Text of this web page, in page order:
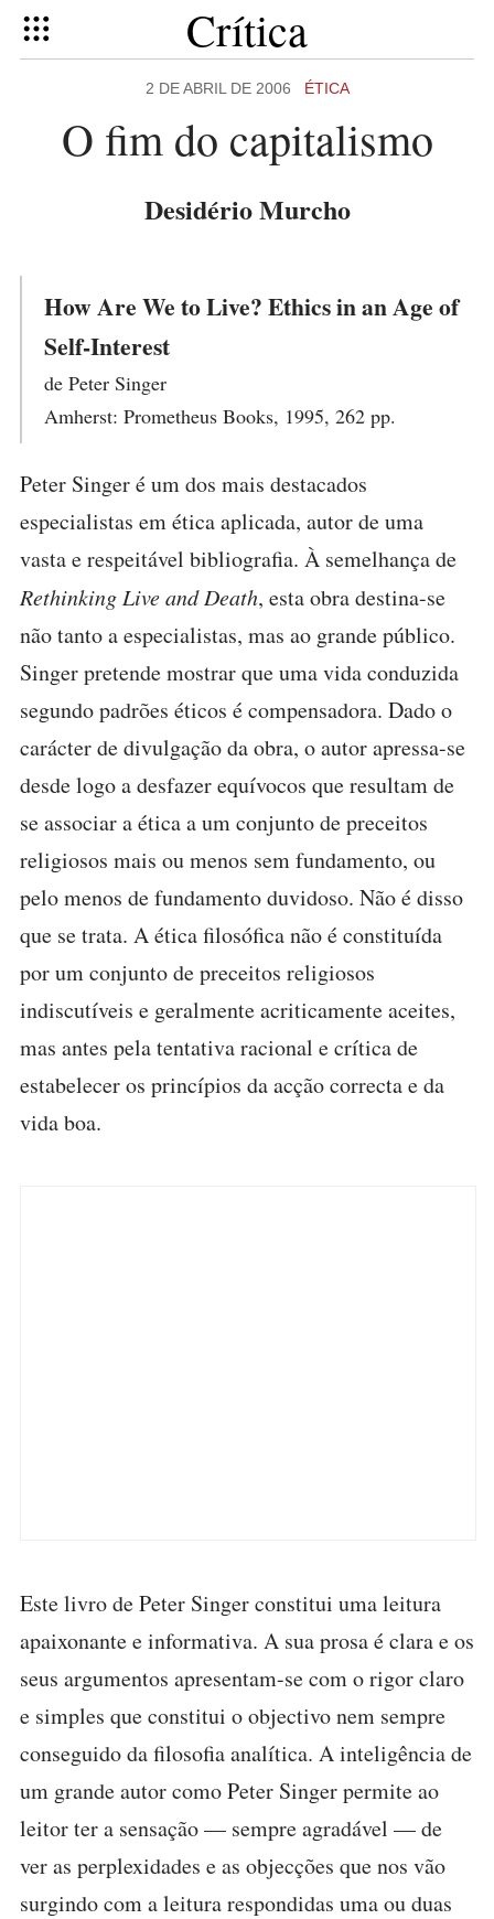
Crítica
2 DE ABRIL DE 2006 ÉTICA
O fim do capitalismo
Desidério Murcho
How Are We to Live? Ethics in an Age of
Self-Interest
de Peter Singer
Amherst: Prometheus Books, 1995, 262 pp.
Peter Singer é um dos mais destacados
especialistas em ética aplicada, autor de uma
vasta e respeitável bibliografia. À semelhança de
Rethinking Live and Death, esta obra destina-se
não tanto a especialistas, mas ao grande público.
Singer pretende mostrar que uma vida conduzida
segundo padrões éticos é compensadora. Dado o
carácter de divulgação da obra, o autor apressa-se
desde logo a desfazer equívocos que resultam de
se associar a ética a um conjunto de preceitos
religiosos mais ou menos sem fundamento, ou
pelo menos de fundamento duvidoso. Não é disso
que se trata. A ética filosófica não é constituída
por um conjunto de preceitos religiosos
indiscutíveis e geralmente acriticamente aceites,
mas antes pela tentativa racional e crítica de
estabelecer os princípios da acção correcta e da
vida boa.
Este livro de Peter Singer constitui uma leitura
apaixonante e informativa. A sua prosa é clara e os
seus argumentos apresentam-se com o rigor claro
e simples que constitui o objectivo nem sempre
conseguido da filosofia analítica. A inteligência de
um grande autor como Peter Singer permite ao
leitor ter a sensação — sempre agradável — de
ver as perplexidades e as objecções que nos vão
surgindo com a leitura respondidas uma ou duas